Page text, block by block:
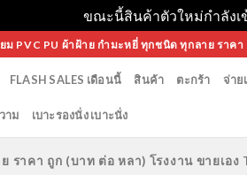
ขณะนี้สินค้าตัวใหม่กำลังเ
ม PVC PU ผ้าฝ้าย กำมะหยี่ ทุกชนิด ทุกลาย ราคา
FLASH SALES เดือนนี้ สินค้า ตะกร้า จ่าย
าม เบาะรองนั่ง เบาะนั่ง
ราคา ถูก (บาท ต่อ หลา) โรงงาน ขายเอ